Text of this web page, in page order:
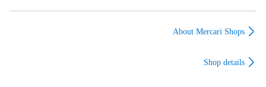
ス 夏 軽い 超軽量 丸
About Mercari Shops
Shop details